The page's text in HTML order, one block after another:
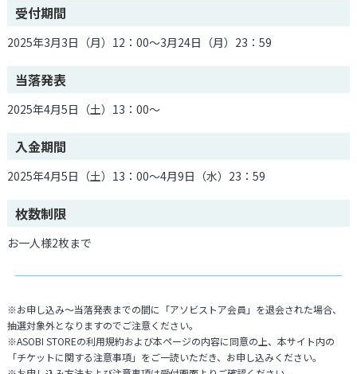
受付期間
2025年3月3日（月）12：00～3月24日（月）23：59
当落発表
2025年4月5日（土）13：00～
入金期間
2025年4月5日（土）13：00～4月9日（水）23：59
枚数制限
お一人様2枚まで
※お申し込み～当落発表までの間に「アソビストア会員」を退会された場合、
抽選対象外となりますのでご注意ください。
※ASOBI STOREの利用規約および本ページの内容に同意の上、本サイト内の
「チケットに関する注意事項」をご一読いただき、お申し込みください。